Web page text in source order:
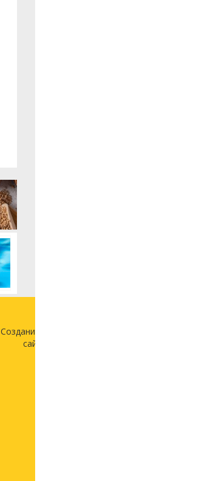
Создание и продвижение
сайта —